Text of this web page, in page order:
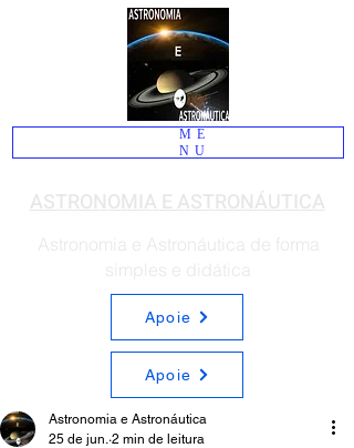
ASTRONOMIA E ASTRONÁUTICA
ME
NU
Astronomia e Astronáutica de forma
simples e didática
Apoie
Apoie
Astronomia e Astronáutica
25 de jun. 2 min de leitura